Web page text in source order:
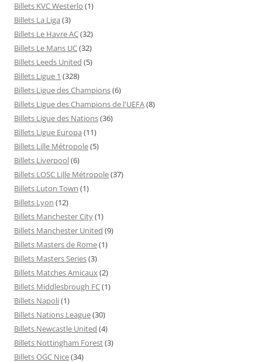
Billets KVC Westerlo (1)
Billets La Liga (3)
Billets Le Havre AC(32)
Billets Le Mans UC(32)
Billets Leeds United (5)
Billets Ligue 1 (328)
Billets Ligue des Champions(6)
Billets Ligue des Champions de l'UEFA(8)
Billets Ligue des Nations(36)
Billets Ligue Europa (11)
Billets Lille Métropole(5)
Billets Liverpool(6)
Billets LOSC Lille Métropole(37)
Billets Luton Town (1)
Billets Lyon (12)
Billets Manchester City(1)
Billets Manchester United (9)
Billets Masters de Rome(1)
Billets Masters Series(3)
Billets Matches Amicaux(2)
Billets Middlesbrough FC(1)
Billets Napoli(1)
Billets Nations League(30)
Billets Newcastle United (4)
Billets Nottingham Forest(3)
Billets OGC Nice(34)